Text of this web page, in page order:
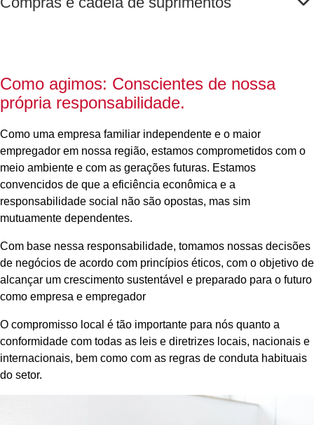
Como agimos: Conscientes de nossa
própria responsabilidade.
Como uma empresa familiar independente e o maior
empregador em nossa região, estamos comprometidos com o
meio ambiente e com as gerações futuras. Estamos
convencidos de que a eficiência econômica e a
responsabilidade social não são opostas, mas sim
mutuamente dependentes.
Com base nessa responsabilidade, tomamos nossas decisões
de negócios de acordo com princípios éticos, com o objetivo de
alcançar um crescimento sustentável e preparado para o futuro
como empresa e empregador
O compromisso local é tão importante para nós quanto a
conformidade com todas as leis e diretrizes locais, nacionais e
internacionais, bem como com as regras de conduta habituais
do setor.